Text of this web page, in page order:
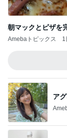
朝マックとピザを
Amebaトピックス 1
ア